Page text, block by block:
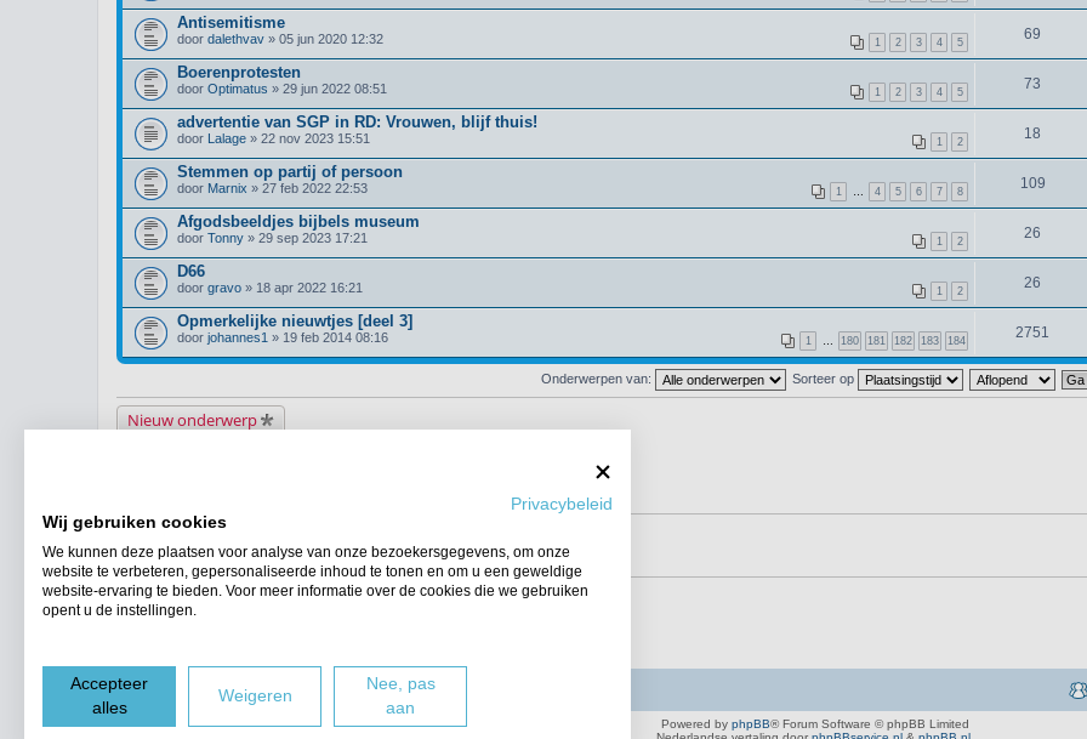
Antisemitisme
1 2 3 4 5
door dalethvav » 05 jun 2020 12:32 69
Boerenprotesten
1 2 3 4 5
door Optimatus » 29 jun 2022 08:51 73
advertentie van SGP in RD: Vrouwen, blijf thuis!
1 2
door Lalage » 22 nov 2023 15:51 18
Stemmen op partij of persoon
1 … 4 5 6 7 8
door Marnix » 27 feb 2022 22:53 109
Afgodsbeeldjes bijbels museum
1 2
door Tonny » 29 sep 2023 17:21 26
D66
1 2
door gravo » 18 apr 2022 16:21 26
Opmerkelijke nieuwtjes [deel 3]
1 … 180 181 182 183 184
door johannes1 » 19 feb 2014 08:16 2751
Onderwerpen van: Sorteer op
Nieuw onderwerp
Gebruikers op dit forum: Geen geregistreerde gebruikers en 13 gasten
FORUMPERMISSIES
Jekunt nietnieuwe berichten plaatsen in dit forum
Jekunt niet
Forumoverzicht
Powered by phpBB® Forum Software © phpBB Limited
Privacybeleid
Wij gebruiken cookies
We kunnen deze plaatsen voor analyse van onze bezoekersgegevens, om onze
website te verbeteren, gepersonaliseerde inhoud te tonen en om u een geweldige
website-ervaring te bieden. Voor meer informatie over de cookies die we gebruiken
opent u de instellingen.
Accepteer
alles
Weigeren
Nee, pas
aan